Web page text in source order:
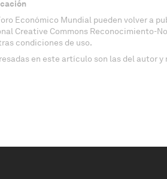
Económico Mundial pueden volver a
Creative Commons Reconocimiento-
condiciones de uso.
en este artículo son las del autor